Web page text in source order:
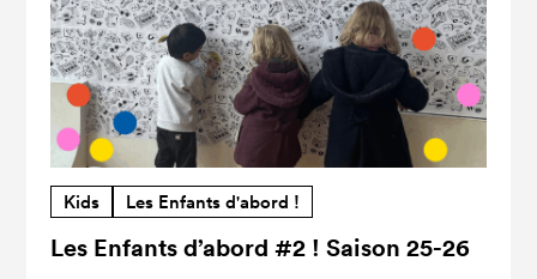
Kids Les Enfants d'abord !
Les Enfants d’abord #2 ! Saison 25-26